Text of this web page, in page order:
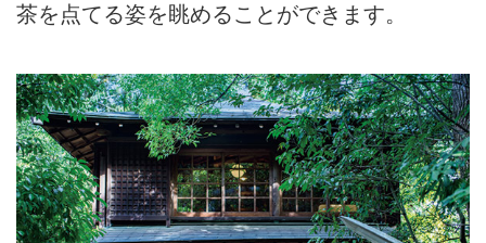
茶を点てる姿を眺めることができます。